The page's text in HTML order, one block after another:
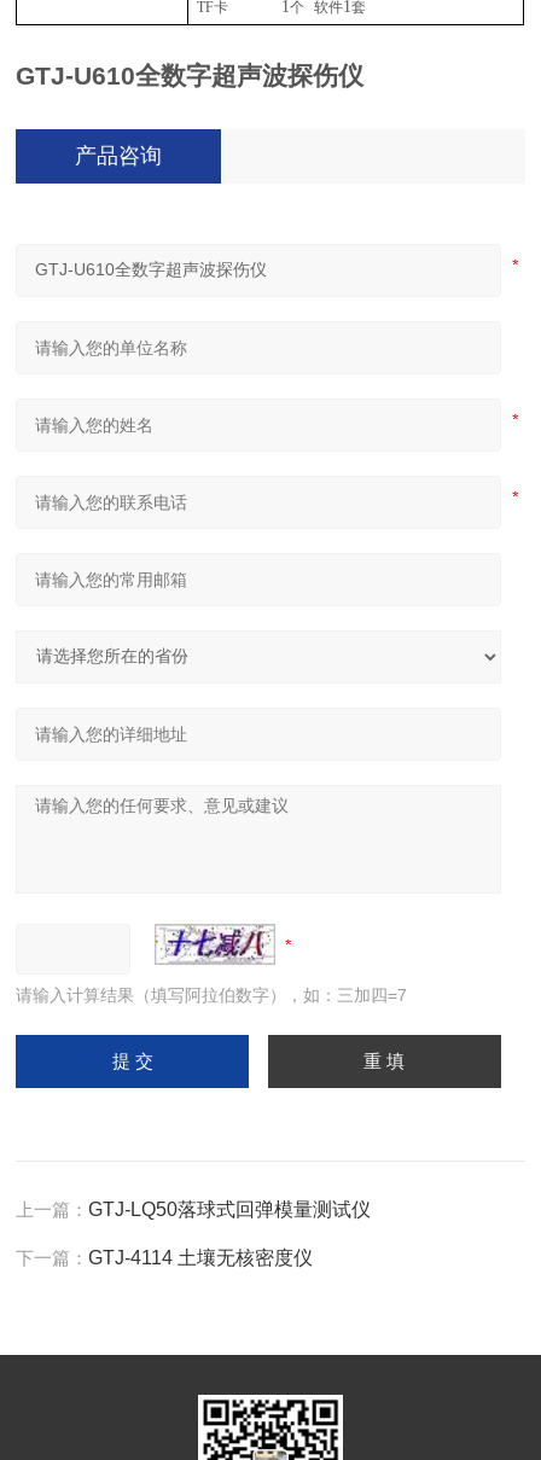
TF卡 1个 软件1套
GTJ-U610全数字超声波探伤仪
产品咨询
请输入计算结果（填写阿拉伯数字），如：三加四=7
上一篇：GTJ-LQ50落球式回弹模量测试仪
下一篇：GTJ-4114 土壤无核密度仪